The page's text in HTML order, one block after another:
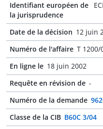
Identifiant européen de
la jurisprudence
Date de la décision 12 juin
Numéro de l'affaire T 1200/
En ligne le 18 juin 2002
Requête en révision de -
Numéro de la demande
Classe de la CIB B60C 3/04